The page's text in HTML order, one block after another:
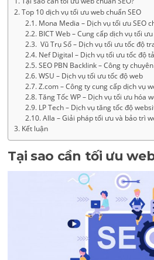
Top 10 dịch vụ tối ưu web chuẩn SEO
Mona Media – Dịch vụ tối ưu SEO
BICT Web – Cung cấp dịch vụ tối
Vũ Trụ Số – Dịch vụ tối ưu tốc độ
Nef Digital – Dịch vụ tối ưu tốc độ
SEO PBN Backlink – Công ty
WSU – Dịch vụ tối ưu tốc độ web
Z.com – Công ty cung cấp dịch vụ
Tăng Tốc WP – Dịch vụ tối ưu hóa
LP Tech – Dịch vụ tăng tốc độ
Alla – Giải pháp tối ưu và bảo trì
Kết luận
Tại sao cần tối ưu